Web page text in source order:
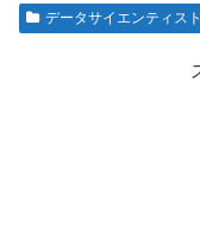
データサイエンティス